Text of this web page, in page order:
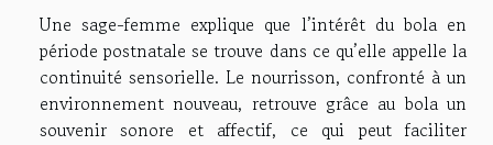
Une sage-femme explique que l’intérêt du bola en
période postnatale se trouve dans ce qu’elle appelle la
continuité sensorielle. Le nourrisson, confronté à un
environnement nouveau, retrouve grâce au bola un
souvenir sonore et affectif, ce qui peut faciliter